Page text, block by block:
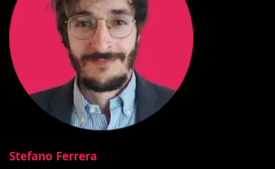
Stefano Ferrera